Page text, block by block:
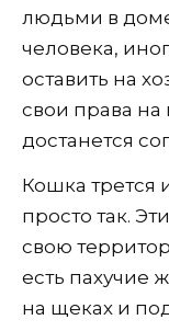
людьми в
человека,
оставить на
свои права на
достанется
Кошка трется
просто так.
свою
есть пахучие
на щеках и